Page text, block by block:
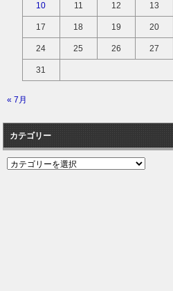
10 11 12 13
17 18 19 20
24 25 26 27
31
« 7月
カテゴリー
カ